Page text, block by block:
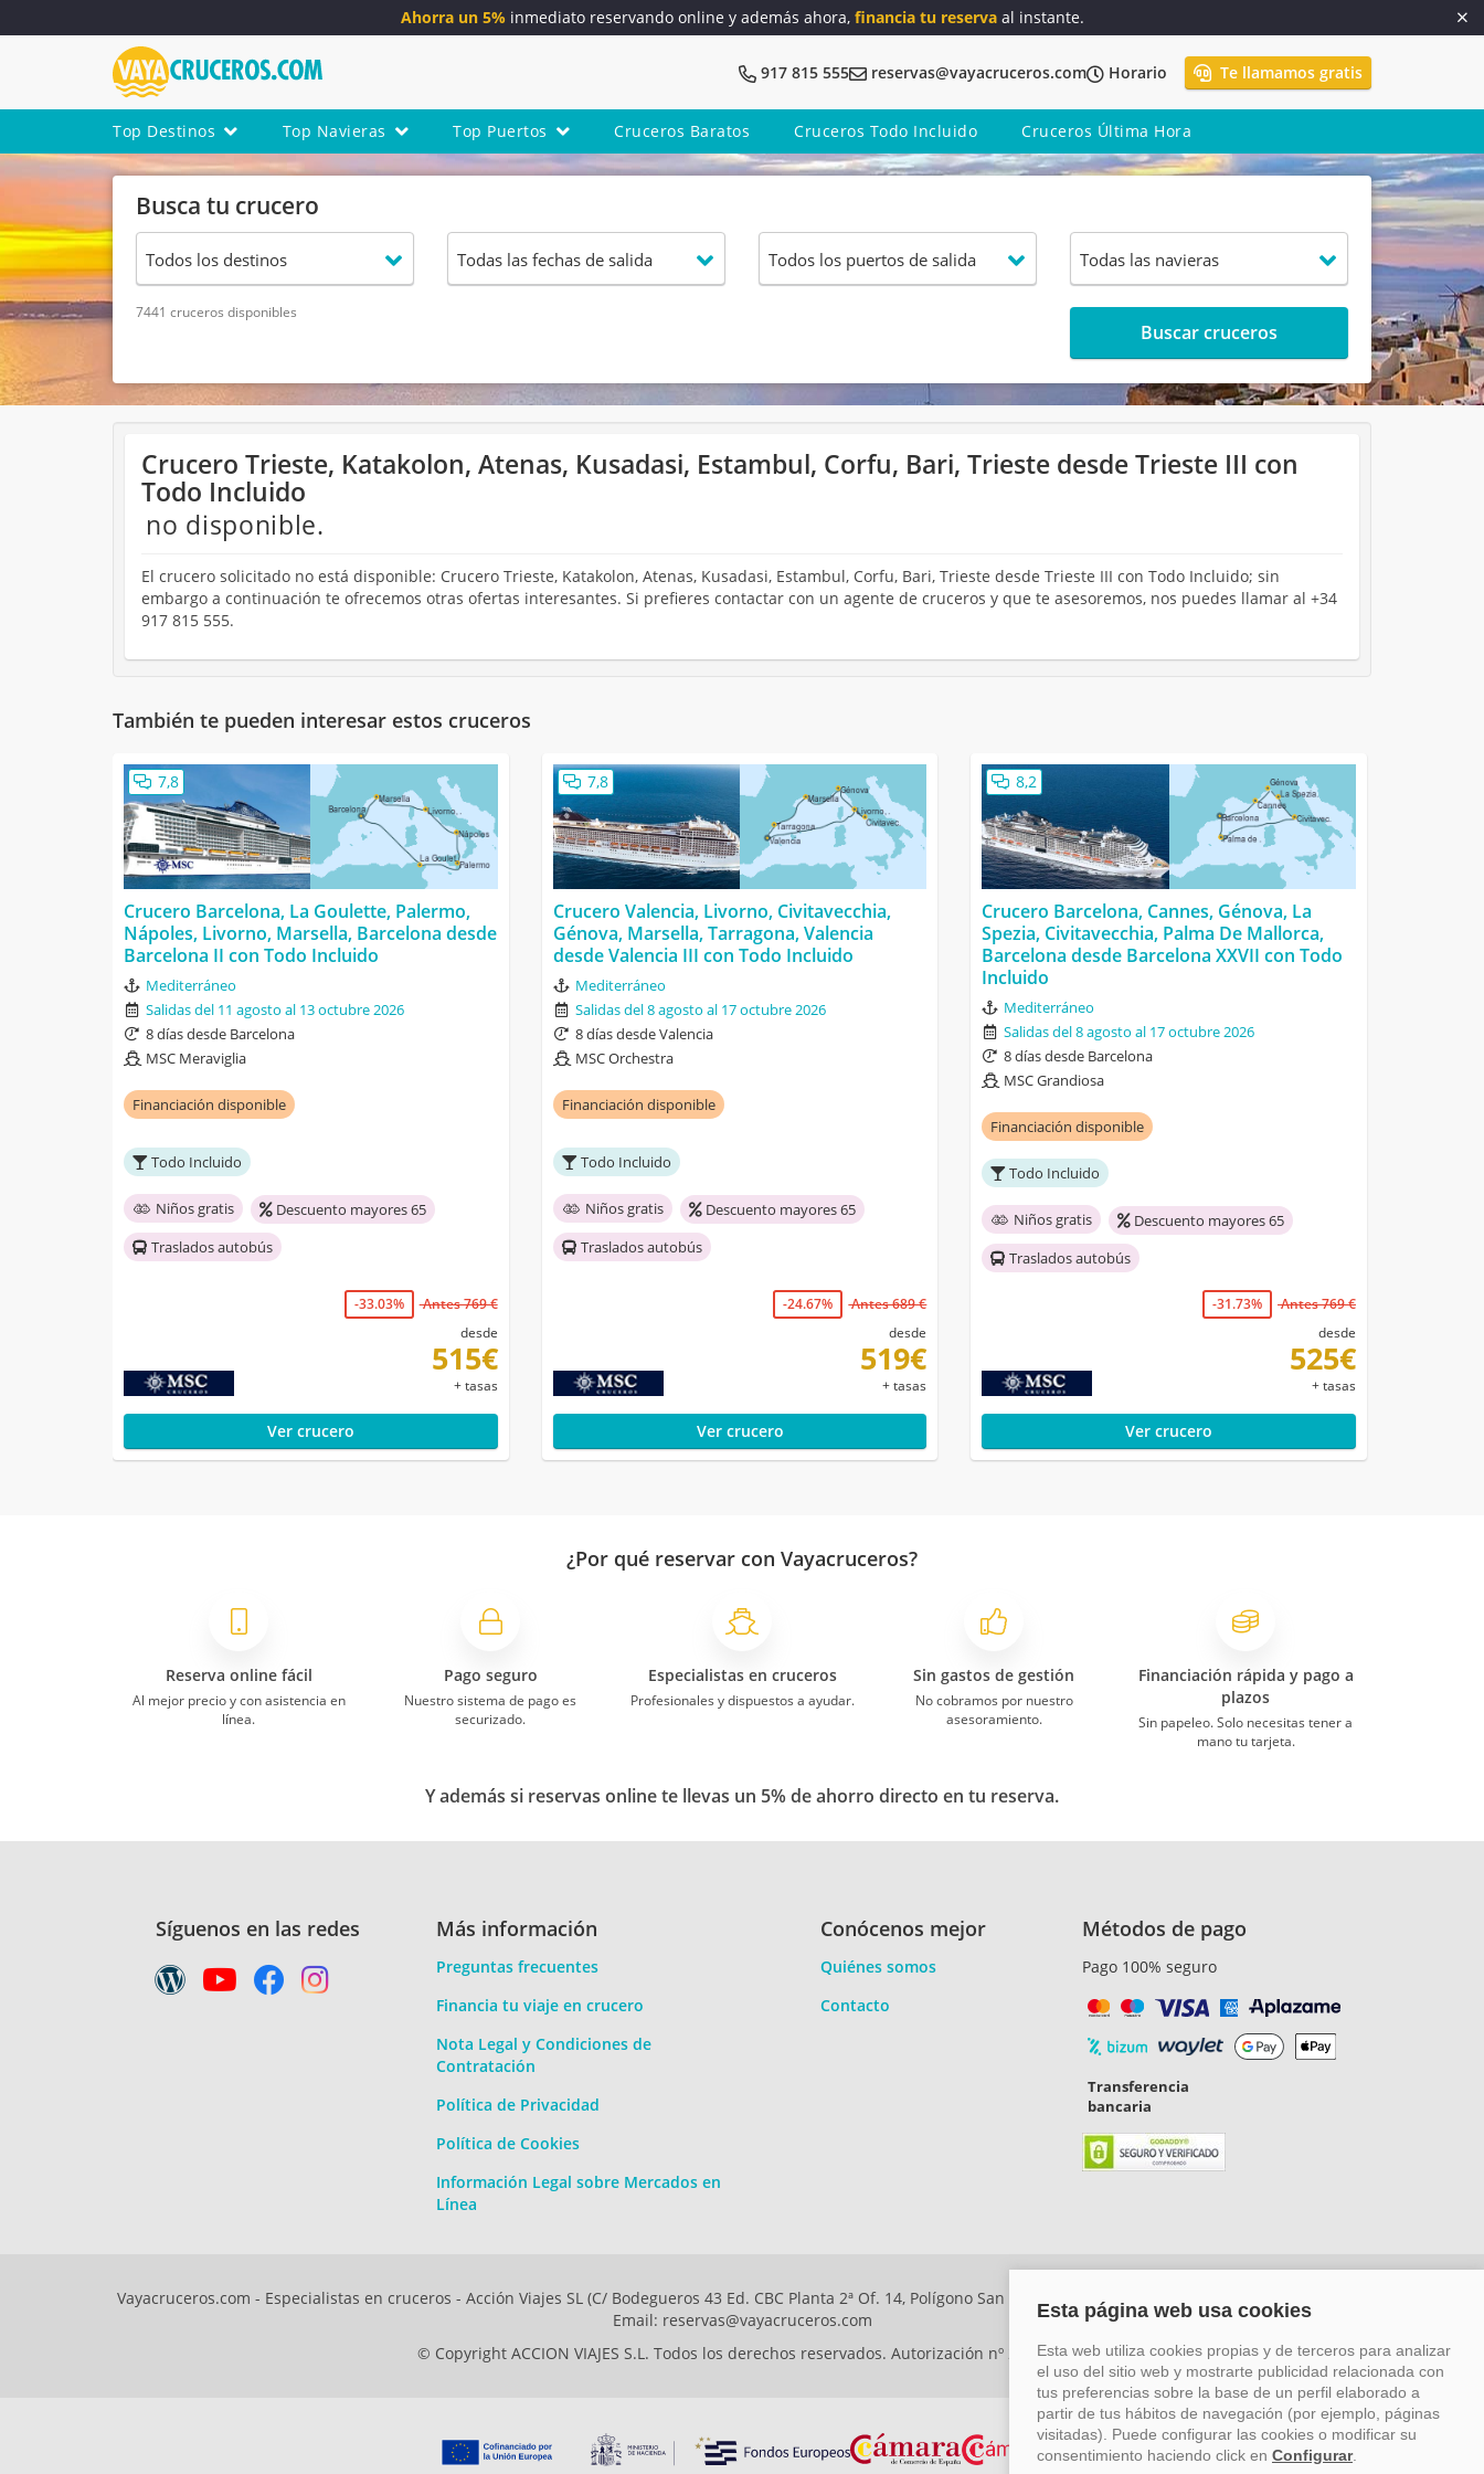
Ahorra un 5% inmediato reservando online y además ahora, financia tu reserva al instante.
917 815 555 reservas@vayacruceros.com Horario Te llamamos gratis
Top Destinos Top Navieras Top Puertos Cruceros Baratos Cruceros Todo Incluido Cruceros Última Hora
Busca tu crucero
7441 cruceros disponibles
Buscar cruceros
Crucero Trieste, Katakolon, Atenas, Kusadasi, Estambul, Corfu, Bari, Trieste desde Trieste III con
Todo Incluido
no disponible.
El crucero solicitado no está disponible: Crucero Trieste, Katakolon, Atenas, Kusadasi, Estambul, Corfu, Bari, Trieste desde Trieste III con Todo Incluido; sin
embargo a continuación te ofrecemos otras ofertas interesantes. Si prefieres contactar con un agente de cruceros y que te asesoremos, nos puedes llamar al +34
917 815 555.
También te pueden interesar estos cruceros
7,8
Crucero Barcelona, La Goulette, Palermo,
Nápoles, Livorno, Marsella, Barcelona desde
Barcelona II con Todo Incluido
Mediterráneo
Salidas del 11 agosto al 13 octubre 2026
8 días desde Barcelona
MSC Meraviglia
Financiación disponible
Todo Incluido
Niños gratis
Descuento mayores 65
Traslados autobús
-33.03%
Antes 769 €
desde
515€
+ tasas
Ver crucero
7,8
Crucero Valencia, Livorno, Civitavecchia,
Génova, Marsella, Tarragona, Valencia
desde Valencia III con Todo Incluido
Mediterráneo
Salidas del 8 agosto al 17 octubre 2026
8 días desde Valencia
MSC Orchestra
Financiación disponible
Todo Incluido
Niños gratis
Descuento mayores 65
Traslados autobús
-24.67%
Antes 689 €
desde
519€
+ tasas
Ver crucero
8,2
Crucero Barcelona, Cannes, Génova, La
Spezia, Civitavecchia, Palma De Mallorca,
Barcelona desde Barcelona XXVII con Todo
Incluido
Mediterráneo
Salidas del 8 agosto al 17 octubre 2026
8 días desde Barcelona
MSC Grandiosa
Financiación disponible
Todo Incluido
Niños gratis
Descuento mayores 65
Traslados autobús
-31.73%
Antes 769 €
desde
525€
+ tasas
Ver crucero
¿Por qué reservar con Vayacruceros?
Reserva online fácil
Al mejor precio y con asistencia en
línea.
Pago seguro
Nuestro sistema de pago es
securizado.
Especialistas en cruceros
Profesionales y dispuestos a ayudar.
Sin gastos de gestión
No cobramos por nuestro
asesoramiento.
Financiación rápida y pago a
plazos
Sin papeleo. Solo necesitas tener a
mano tu tarjeta.
Y además si reservas online te llevas un 5% de ahorro directo en tu reserva.
Síguenos en las redes Más información
Preguntas frecuentes
Financia tu viaje en crucero
Nota Legal y Condiciones de
Contratación
Política de Privacidad
Política de Cookies
Información Legal sobre Mercados en
Línea
Conócenos mejor
Quiénes somos
Contacto
Métodos de pago
Pago 100% seguro
Transferencia
bancaria
Vayacruceros.com - Especialistas en cruceros - Acción Viajes SL (C/ Bodegueros 43 Ed. CBC Planta 2ª Of. 14, Polígono San Rafael, Málaga. CP: 29006) Tel: +34 917 815 555 -
Email: reservas@vayacruceros.com
© Copyright ACCION VIAJES S.L. Todos los derechos reservados. Autorización nº 29780-2